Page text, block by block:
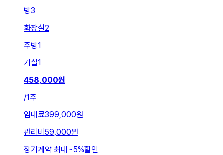
방3
화장실2
주방1
거실1
458,000원
/1주
임대료399,000원
관리비 59,000원
장기계약 최대 ~5%할인